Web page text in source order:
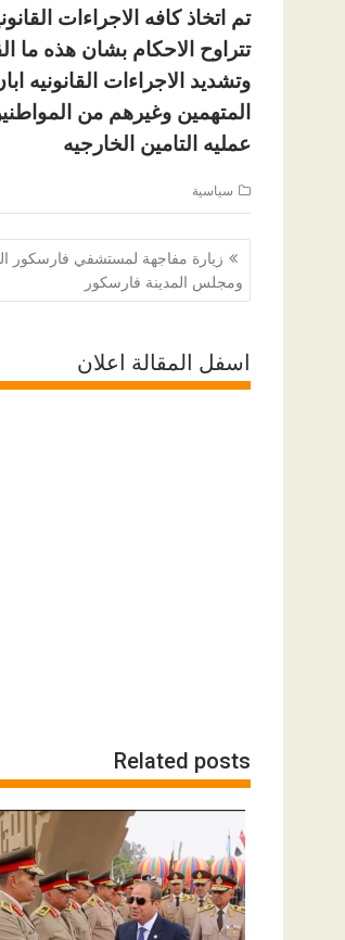
تم اتخاذ كافه الاجراءات
تتراوح الاحكام بشان هذه ما
وتشديد الاجراءات القانونيه
المتهمين وغيرهم من
عمليه التامين الخارجيه
سياسية
تصفّح
المقالات
زيارة مفاجهة لمستشفي فارسكور
ومجلس المدينة فارسكور
اسفل المقالة اعلان
Related posts